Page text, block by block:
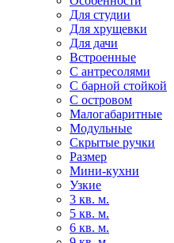
Для студии
Для хрущевки
Для дачи
Встроенные
С антресолями
С барной стойкой
С островом
Малогабаритные
Модульные
Скрытые ручки
Размер
Мини-кухни
Узкие
3 кв. м.
5 кв. м.
6 кв. м.